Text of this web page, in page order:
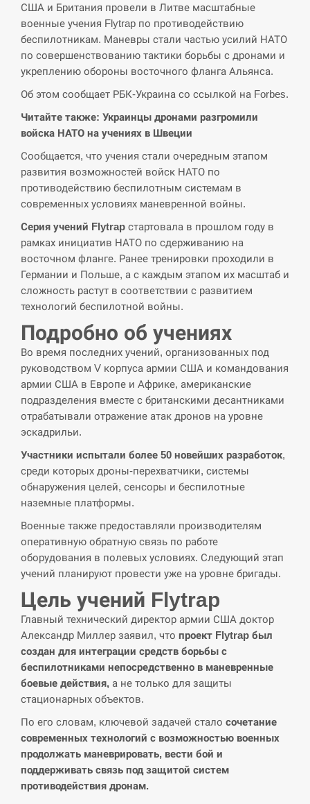
У Росії розгортається ракетний підрозділ КНДР –
Reuters
СЕРПЕНЬ
14:23
Поставки ракет для ПВО сократились втрое,
хотя у партнеров они…
СЕРПЕНЬ
14:10
У Румунії затоплять чотири баржі для
СЕРПЕНЬ
В Москве пожаловались на “кратный рост” атак
дронов Украины
СЕРПЕНЬ
13:40
Біля українського літака в аеропорту Лейпцига
виявили дрон, ймовірно, з…
СЕРПЕНЬ
13:23
“Они должны быть уничтожены”: в МИДе
ответили, как отреагируют на…
СЕРПЕНЬ
13:10
Тайвань проводить найбільші військові
навчання на тлі загрози вторгнення з…
СЕРПЕНЬ
США обсуждают лицензии на Patriot для
Украины, несмотря на сомнения…
СЕРПЕНЬ
Латвія готова направити до 20 військових для
розблокування Ормузької протоки
СЕРПЕНЬ
12:23
Силы обороны поразили российскую
переправу, склады и другие важные объекты…
СЕРПЕНЬ
У США зафіксували рекордний спалах
США и Британия провели в Литве масштабные
военные учения Flytrap по противодействию
беспилотникам. Маневры стали частью усилий НАТО
по совершенствованию тактики борьбы с дронами и
укреплению обороны восточного фланга Альянса.
Об этом сообщает РБК-Украина со ссылкой на Forbes.
Читайте также: Украинцы дронами разгромили
войска НАТО на учениях в Швеции
Сообщается, что учения стали очередным этапом
развития возможностей войск НАТО по
противодействию беспилотным системам в
современных условиях маневренной войны.
Серия учений Flytrap стартовала в прошлом году в
рамках инициатив НАТО по сдерживанию на
восточном фланге. Ранее тренировки проходили в
Германии и Польше, а с каждым этапом их масштаб и
сложность растут в соответствии с развитием
технологий беспилотной войны.
Подробно об учениях
Во время последних учений, организованных под
руководством V корпуса армии США и командования
армии США в Европе и Африке, американские
подразделения вместе с британскими десантниками
отрабатывали отражение атак дронов на уровне
эскадрильи.
Участники испытали более 50 новейших разработок,
среди которых дроны-перехватчики, системы
обнаружения целей, сенсоры и беспилотные
наземные платформы.
Военные также предоставляли производителям
оперативную обратную связь по работе
оборудования в полевых условиях. Следующий этап
учений планируют провести уже на уровне бригады.
Цель учений Flytrap
Главный технический директор армии США доктор
Александр Миллер заявил, что проект Flytrap был
создан для интеграции средств борьбы с
беспилотниками непосредственно в маневренные
боевые действия, а не только для защиты
стационарных объектов.
По его словам, ключевой задачей стало сочетание
современных технологий с возможностью военных
продолжать маневрировать, вести бой и
поддерживать связь под защитой систем
противодействия дронам.